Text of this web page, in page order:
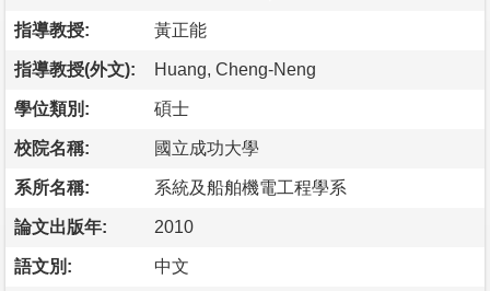
指導教授: 黃正能
指導教授(外文): Huang, Cheng-Neng
學位類別: 碩士
校院名稱: 國立成功大學
系所名稱: 系統及船舶機電工程學系
論文出版年: 2010
語文別: 中文